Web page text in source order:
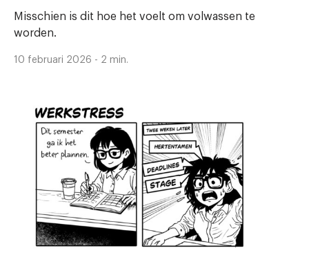
Misschien is dit hoe het voelt om volwassen te
worden.
10 februari 2026 - 2 min.